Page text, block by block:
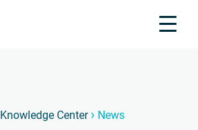
Knowledge Center › News